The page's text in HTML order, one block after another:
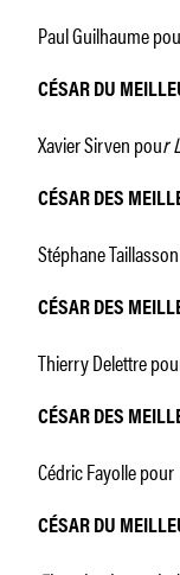
Paul Guilhaume
CÉSAR DU
Xavier Sirven pour
CÉSAR DES
Stéphane
CÉSAR DES
Thierry Delettre
CÉSAR DES
Cédric Fayolle pour
CÉSAR DU